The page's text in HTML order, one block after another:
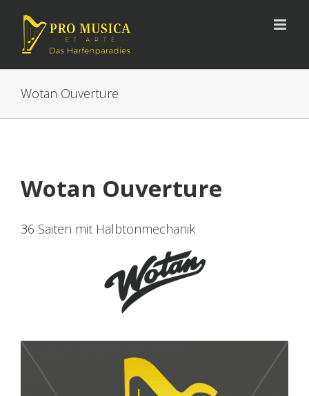
springen
Wotan Ouverture
Wotan Ouverture
36 Saiten mit Halbtonmechanik